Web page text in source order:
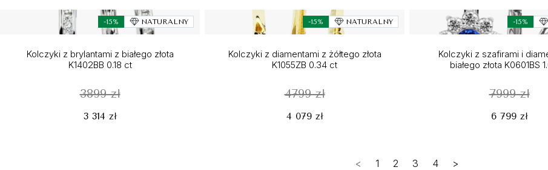
-15% NATURALNY
Kolczyki z brylantami z białego złota
K1402BB 0.18 ct
3899 zł
3 314 zł
-15% NATURALNY
Kolczyki z diamentami z żółtego złota
K1055ZB 0.34 ct
4799 zł
4 079 zł
-15%
Kolczyki z szafirami i
białego złota K0601BS
7999 zł
6 799 zł
< 1 2 3 4 >